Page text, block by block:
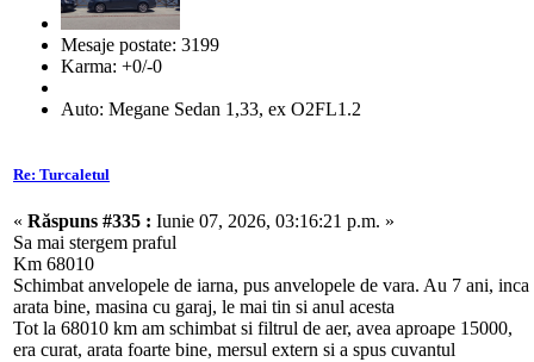
Mesaje postate: 3199
Karma: +0/-0
Auto: Megane Sedan 1,33, ex O2FL1.2
Re: Turcaletul
« Răspuns #335 : Iunie 07, 2026, 03:16:21 p.m. »
Sa mai stergem praful
Km 68010
Schimbat anvelopele de iarna, pus anvelopele de vara. Au 7 ani, inca
arata bine, masina cu garaj, le mai tin si anul acesta
Tot la 68010 km am schimbat si filtrul de aer, avea aproape 15000,
era curat, arata foarte bine, mersul extern si a spus cuvantul